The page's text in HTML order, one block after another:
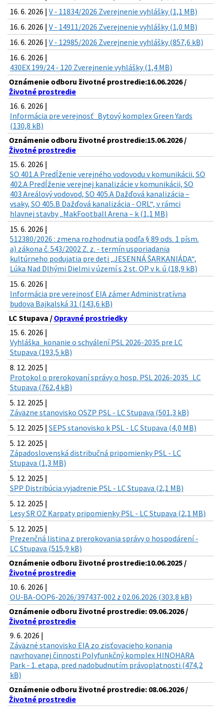
16. 6. 2026 | V - 11834/2026 Zverejnenie vyhlášky (1,1 MB)
16. 6. 2026 | V - 14911/2026 Zverejnenie vyhlášky (1,0 MB)
16. 6. 2026 | V - 12985/2026 Zverejnenie vyhlášky (857,6 kB)
16. 6. 2026 |
430EX 199/24 - 120 Zverejnenie vyhlášky (1,4 MB)
Oznámenie odboru životné prostredie:16.06.2026 /
Životné prostredie
16. 6. 2026 |
Informácia pre verejnosť_Bytový komplex Green Yards
(130,8 kB)
Oznámenie odboru životné prostredie:15.06.2026 /
Životné prostredie
15. 6. 2026 |
SO 401.A Predĺženie verejného vodovodu v komunikácii, SO
402.A Predĺženie verejnej kanalizácie v komunikácii, SO
403 Areálový vodovod, SO 405.A Dažďová kanalizácia –
vsaky, SO 405.B Dažďová kanalizácia - ORL“, v rámci
hlavnej stavby „MakFootball Arena – k (1,1 MB)
15. 6. 2026 |
512380/2026 : zmena rozhodnutia podľa § 89 ods. 1 písm.
a) zákona č. 543/2002 Z. z. - termín usporiadania
kultúrneho podujatia pre deti „JESENNÁ ŠARKANIÁDA“,
Lúka Nad Dlhými Dielmi v území s 2 st. OP v k. ú (18,9 kB)
15. 6. 2026 |
Informácia pre verejnosť EIA zámer Administratívna
budova Bajkalská 31 (143,6 kB)
LC Stupava / Opravné prostriedky
15. 6. 2026 |
Vyhláška_konanie o schválení PSL 2026-2035 pre LC
Stupava (193,5 kB)
8. 12. 2025 |
Protokol o prerokovaní správy o hosp. PSL 2026-2035_LC
Stupava (762,4 kB)
5. 12. 2025 |
Záväzne stanovisko OSZP PSL - LC Stupava (501,3 kB)
5. 12. 2025 | SEPS stanovisko k PSL - LC Stupava (4,0 MB)
5. 12. 2025 |
Západoslovenská distribučná pripomienky PSL - LC
Stupava (1,3 MB)
5. 12. 2025 |
SPP Distribúcia vyjadrenie PSL - LC Stupava (2,1 MB)
5. 12. 2025 |
Lesy SR OZ Karpaty pripomienky PSL - LC Stupava (2,1 MB)
5. 12. 2025 |
Prezenčná listina z prerokovania správy o hospodárení -
LC Stupava (515,9 kB)
Oznámenie odboru životné prostredie:10.06.2025 /
Životné prostredie
10. 6. 2026 |
OU-BA-OOP6-2026/397437-002 z 02.06.2026 (303,8 kB)
Oznámenie odboru životné prostredie: 09.06.2026 /
Životné prostredie
9. 6. 2026 |
Záväzné stanovisko EIA zo zisťovacieho konania
navrhovanej činnosti Polyfunkčný komplex HINOHARA
Park - 1. etapa, pred nadobudnutím právoplatnosti (474,2
kB)
Oznámenie odboru životné prostredie: 08.06.2026 /
Životné prostredie